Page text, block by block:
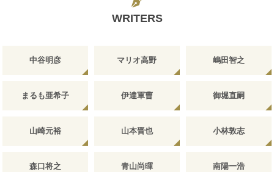
WRITERS
中谷明彦 マリオ高野 嶋田智之
まるも亜希子 伊達軍曹 御堀直嗣
山崎元裕 山本晋也 小林敦志
森口将之 青山尚暉 南陽一浩